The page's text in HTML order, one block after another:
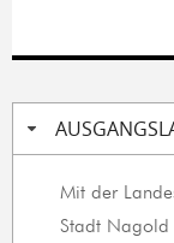
Mit der
Stadt Nagold